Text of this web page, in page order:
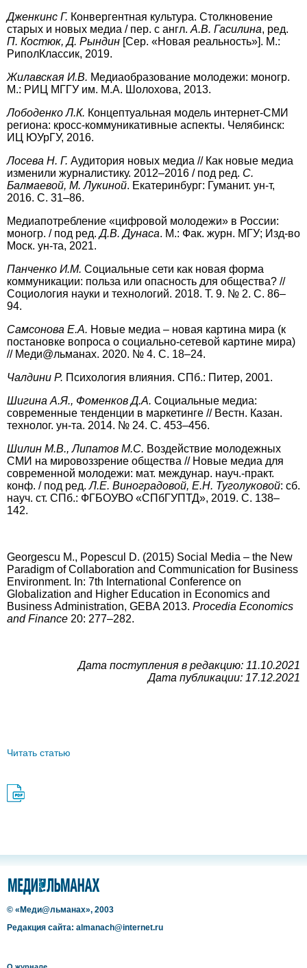
Дженкинс Г. Конвергентная культура. Столкновение
старых и новых медиа / пер. с англ. А.В. Гасилина, ред.
П. Костюк, Д. Рындин [Сер. «Новая реальность»]. М.:
РиполКлассик, 2019.
Жилавская И.В. Медиаобразование молодежи: моногр.
М.: РИЦ МГГУ им. М.А. Шолохова, 2013.
Лободенко Л.К. Концептуальная модель интернет-СМИ
региона: кросс-коммуникативные аспекты. Челябинск:
ИЦ ЮУрГУ, 2016.
Лосева Н. Г. Аудитория новых медиа // Как новые медиа
изменили журналистику. 2012–2016 / под ред. С.
Балмаевой, М. Лукиной. Екатеринбург: Гуманит. ун-т,
2016. С. 31–86.
Медиапотребление «цифровой молодежи» в России:
моногр. / под ред.Д.В. Дунаса. М.: Фак. журн. МГУ; Изд-во
Моск. ун-та, 2021.
Панченко И.М. Социальные сети как новая форма
коммуникации: польза или опасность для общества? //
Социология науки и технологий. 2018. Т. 9. № 2. С. 86–
94.
Самсонова Е.А. Новые медиа – новая картина мира (к
постановке вопроса о социально-сетевой картине мира)
// Меди@льманах. 2020. № 4. С. 18–24.
Чалдини Р. Психология влияния. СПб.: Питер, 2001.
Шигина А.Я., Фоменков Д.А. Социальные медиа:
современные тенденции в маркетинге // Вестн. Казан.
технолог. ун-та. 2014. № 24. С. 453–456.
Шилин М.В., Липатов М.С. Воздействие молодежных
СМИ на мировоззрение общества // Новые медиа для
современной молодежи: мат. междунар. науч.-практ.
конф. / под ред.Л.Е. Виноградовой, Е.Н. Туголуковой: cб.
науч. ст. СПб.: ФГБОУВО «СПбГУПТД», 2019. С. 138–
142.
Georgescu M., Popescul D. (2015) Social Media – the New
Paradigm of Collaboration and Communication for Business
Environment. In: 7th International Conference on
Globalization and Higher Education in Economics and
Business Administration, GEBA 2013. Procedia Economics
and Finance 20: 277–282.
Дата поступления в редакцию: 11.10.2021
Дата публикации: 17.12.2021
Читать статью
© «Меди@льманах», 2003
Редакция сайта: almanach@internet.ru